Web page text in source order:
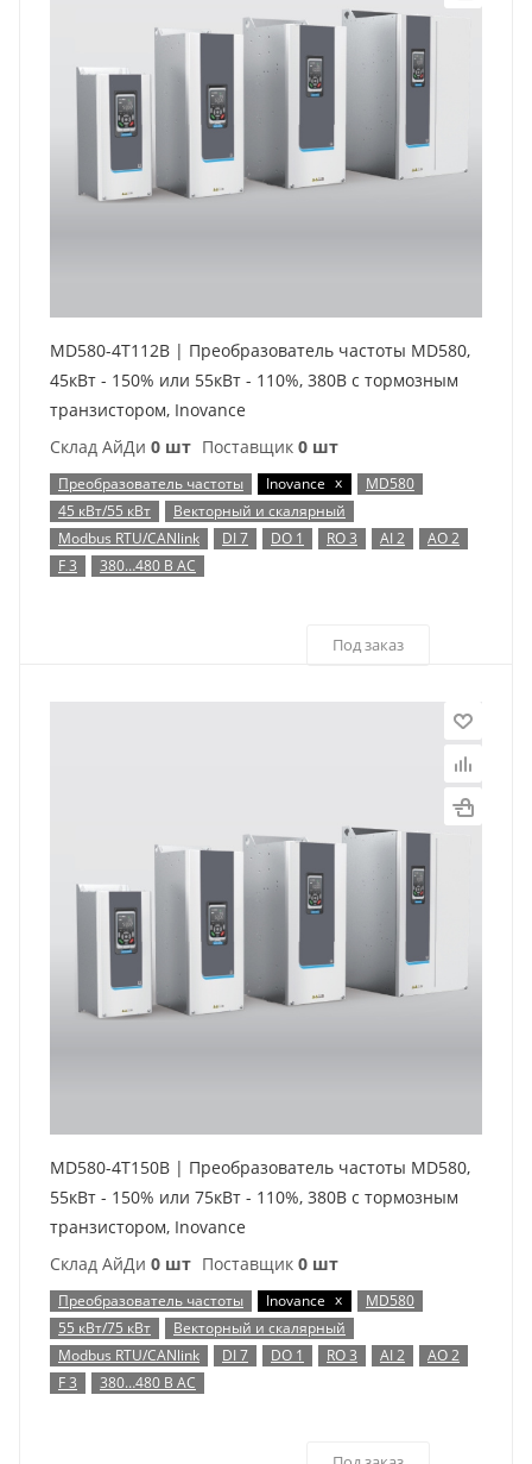
MD580-4T112B | Преобразователь частоты MD580,
45кВт - 150% или 55кВт - 110%, 380В с тормозным
транзистором, Inovance
Склад АйДи 0 шт Поставщик 0 шт
Преобразователь частоты Inovance x
MD580
45 кВт/55 кВт
Векторный и скалярный
Modbus RTU/CANlink
DI 7 DO 1 RO 3 AI 2
AO 2
F 3
380…480 В AC
Под заказ
MD580-4T150B | Преобразователь частоты MD580,
55кВт - 150% или 75кВт - 110%, 380В с тормозным
транзистором, Inovance
Склад АйДи 0 шт Поставщик 0 шт
Преобразователь частоты Inovance x
MD580
55 кВт/75 кВт
Векторный и скалярный
Modbus RTU/CANlink
DI 7 DO 1 RO 3 AI 2
AO 2
F 3
380…480 В AC